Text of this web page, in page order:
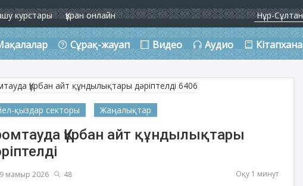
курстары Құран онлайн
Сұрақ-жауап Видео Аудио Кітапхана
қыздар секторы Жаңалықтар
Құрбан айт құндылықтары
мамыр 2026 48 Оқу 1 минут